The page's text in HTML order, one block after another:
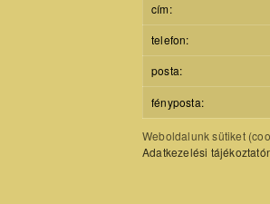
cím:
telefon:
posta:
fényposta:
Weboldalunk sütiket
Adatkezelési